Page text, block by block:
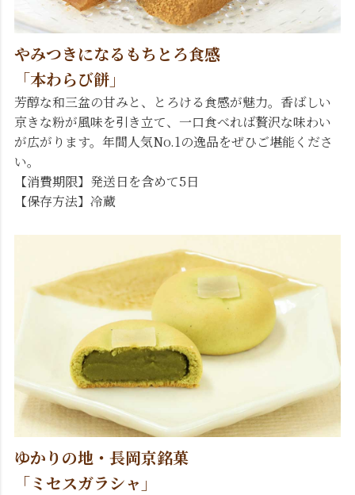
やみつきになるもちとろ食感
「本わらび餅」
芳醇な和三盆の甘みと、とろける食感が魅力。香ばしい
京きな粉が風味を引き立て、一口食べれば贅沢な味わい
が広がります。年間人気No.1の逸品をぜひご堪能くださ
い。
【消費期限】発送日を含めて5日
【保存方法】冷蔵
ゆかりの地・長岡京銘菓
「ミセスガラシャ」